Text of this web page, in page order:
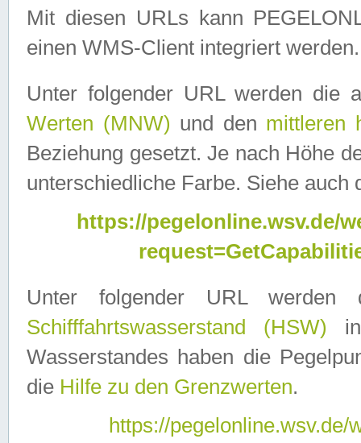
Mit diesen URLs kann
einen WMS-Client integriert werden.
Unter folgender URL werden die
Werten (MNW) und den mittleren
Beziehung gesetzt. Je nach Höhe
unterschiedliche Farbe. Siehe auch
https://pegelonline.wsv.de/
Unter folgender URL
Schifffahrtswasserstand (HSW)
Wasserstandes haben die
die Hilfe zu den Grenzwerten.
https://